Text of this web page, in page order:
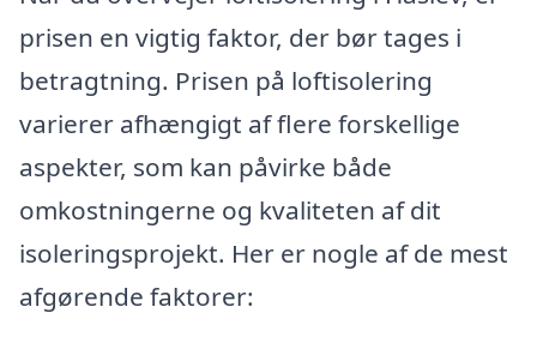
prisen en vigtig faktor, der bør tages i
betragtning. Prisen på loftisolering
varierer afhængigt af flere forskellige
aspekter, som kan påvirke både
omkostningerne og kvaliteten af dit
isoleringsprojekt. Her er nogle af de mest
afgørende faktorer: